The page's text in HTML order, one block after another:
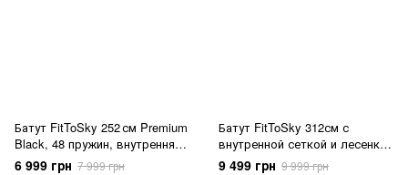
Батут FitToSky 252 см Premium
Black, 48 пружин, внутренняя
сетка, лестница
6 999 грн 7 999 грн
Батут FitToSky 312см с
внутренной сеткой и лесенкой
60 пружын чёрный
9 499 грн 9 999 грн